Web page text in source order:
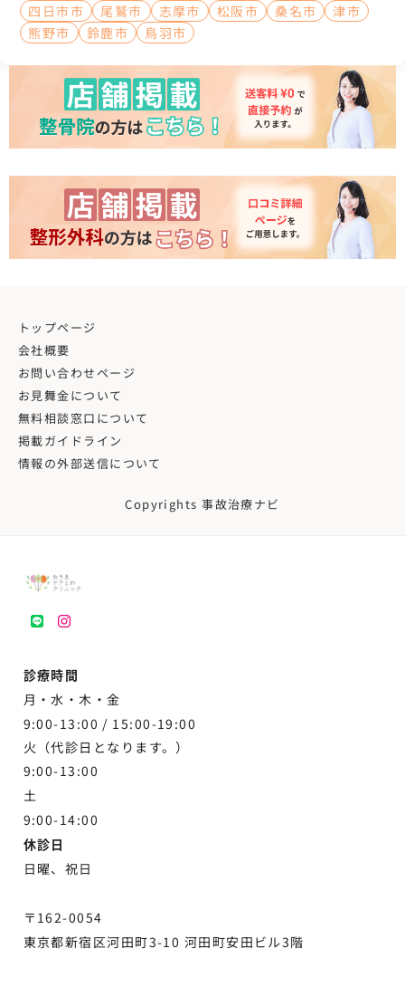
四日市市
尾鷲市 志摩市 松阪市 桑名市
津市
熊野市
鈴鹿市 鳥羽市
トップページ
会社概要
お問い合わせページ
お見舞金について
無料相談窓口について
掲載ガイドライン
情報の外部送信について
Copyrights 事故治療ナビ
LINEinstagram
診療時間
月・水・木・金
9:00-13:00 / 15:00-19:00
火（代診日となります。）
9:00-13:00
土
9:00-14:00
休診日
日曜、祝日
〒162-0054
東京都新宿区河田町3-10 河田町安田ビル3階